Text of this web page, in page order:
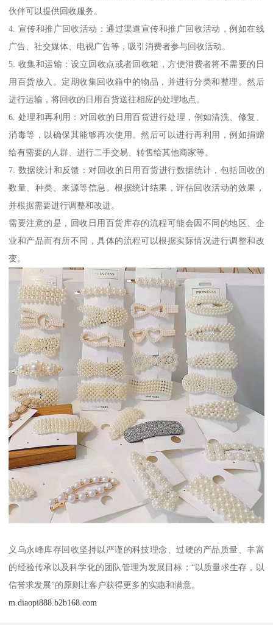
伙伴可以提供回收服务。
4. 宣传和推广回收活动：通过渠道宣传和推广回收活动，例如在线
广告、社交媒体、电视广告等，吸引消费者参与回收活动。
5. 收集和运输：设立回收点或者回收箱，方便消费者将不需要的日
用百货放入。定期收集回收箱中的物品，并进行分类和整理。然后
进行运输，将回收的日用百货送往相应的处理地点。
6. 处理和再利用：对回收的日用百货进行处理，例如清洗、修复、
消毒等，以确保其能够再次使用。然后可以进行再利用，例如捐赠
给有需要的人群、进行二手交易、转售给其他商家等。
7. 数据统计和反馈：对回收的日用百货进行数据统计，包括回收的
数量、种类、来源等信息。根据统计结果，评估回收活动的效果，
并根据需要进行调整和改进。
需要注意的是，回收日用百货库存的流程可能会因不同的地区、企
业和产品而有所不同，具体的流程可以根据实际情况进行调整和改
变。
义乌永峰库存回收坚持以严谨的科技理念、过硬的产品质量、丰富
的经验传承以及科学化的团队管理为发展目标；“以质量求生存，以
信誉求发展”的原则让客户获得更多的实惠和满意。
m.diaopi888.b2b168.com